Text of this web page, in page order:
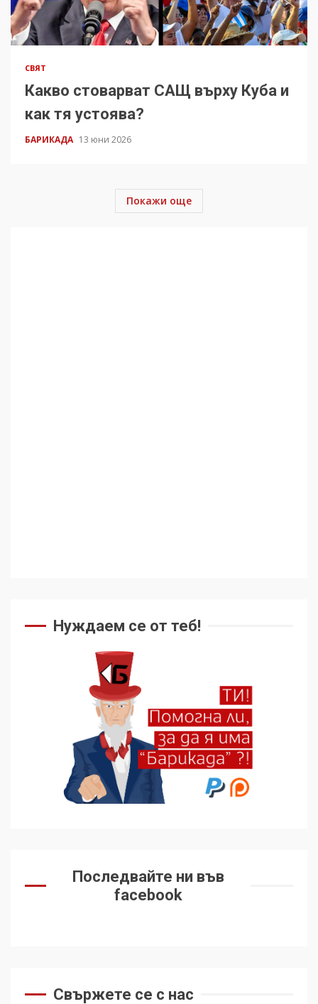
СВЯТ
Какво стоварват САЩ върху Куба и
как тя устоява?
БАРИКАДА 13 юни 2026
Покажи още
Нуждаем се от теб!
Последвайте ни във
facebook
Свържете се с нас